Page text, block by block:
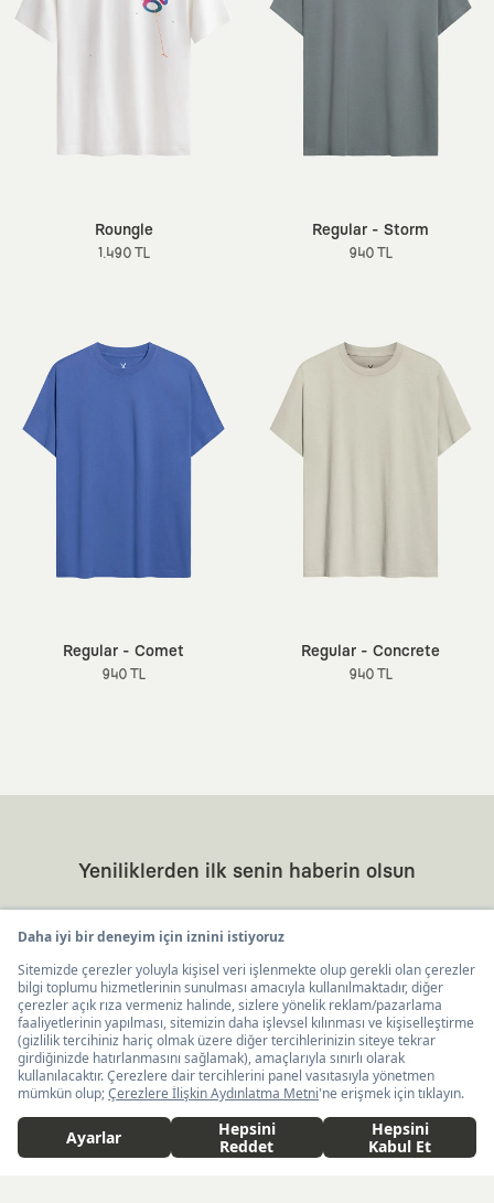
2.300 TL Sepete Ekle
Roungle
1.490 TL
Regular - Storm
940 TL
Regular - Comet
940 TL
Regular - Concrete
940 TL
İş Birlikleri
Yeniliklerden ilk senin haberin olsun
Kaft Tasarım Tekstil Sanayi ve Ticaret Anonim
Şirketi tarafından kampanya ve tanıtımlara ilişkin
tarafıma ticari elektronik ileti göndermesi için
burada belirtilen izni veriyorum.
ulaşabilirsiniz.
United States ($) Türkçe